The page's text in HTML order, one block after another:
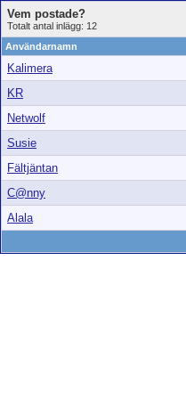
Vem postade?
Totalt antal inlägg: 12
Användarnamn
Kalimera
KR
Netwolf
Susie
Fältjäntan
C@nny
Alala